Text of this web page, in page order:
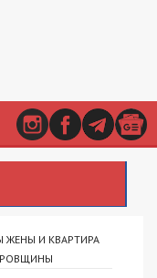
И КВАРТИРА